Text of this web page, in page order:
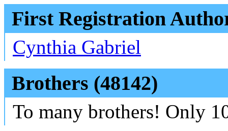
First Registration
Cynthia Gabriel
Brothers (48142)
To many brothers! Only